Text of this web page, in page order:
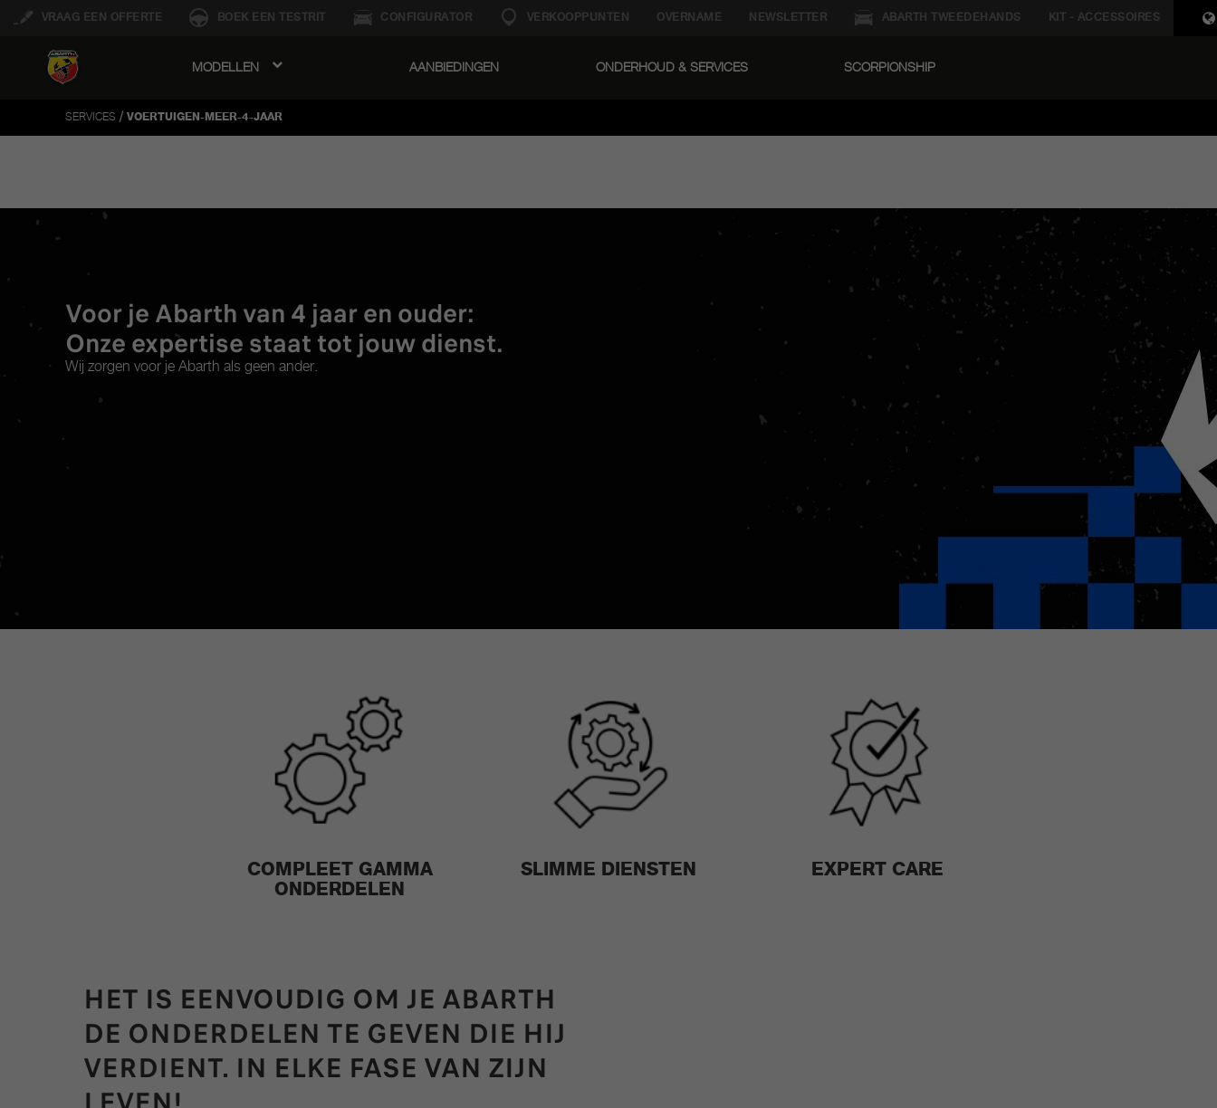
VRAAG EEN OFFERTE BOEK EEN TESTRIT CONFIGURATOR VERKOOPPUNTEN OVERNAME NEWSLETTER ABARTH TWEEDEHANDS KIT - ACCESSOIRES
MODELLEN AANBIEDINGEN ONDERHOUD & SERVICES​ SCORPIONSHIP
SERVICES / VOERTUIGEN-MEER-4-JAAR
Voor je Abarth van 4 jaar en ouder:
Onze expertise staat tot jouw dienst.
Wij zorgen voor je Abarth als geen ander.
COMPLEET GAMMA
ONDERDELEN
SLIMME DIENSTEN EXPERT CARE
HET IS EENVOUDIG OM JE ABARTH
DE ONDERDELEN TE GEVEN DIE HIJ
VERDIENT. IN ELKE FASE VAN ZIJN